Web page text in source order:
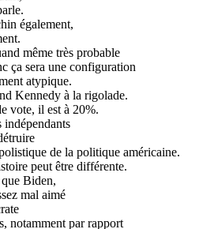
également,
même très probable
ça sera une configuration
atypique.
Kennedy à la rigolade.
vote, il est à 20%.
de la politique américaine.
peut être différente.
Biden,
mal aimé
notamment par rapport